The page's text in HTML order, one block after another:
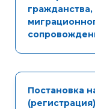
Постановка
(регистрация)